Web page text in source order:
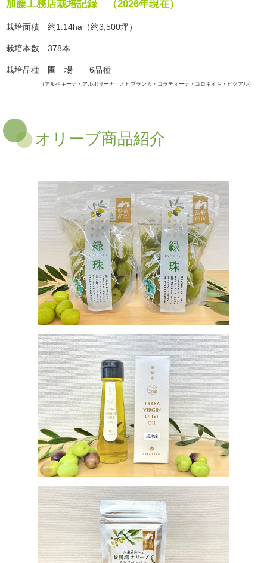
加藤工務店栽培記録 （2026年現在）
栽培面積 約1.14ha（約3,500坪）
栽培本数 378本
栽培品種 圃 場 6品種
（アルベキーナ・アルボサーナ・オヒブランカ・コラティーナ・コロネイキ・ピクアル）
オリーブ商品紹介